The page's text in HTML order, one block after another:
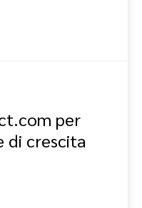
per
di crescita